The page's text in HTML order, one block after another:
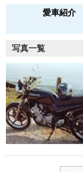
愛車紹介
写真一覧